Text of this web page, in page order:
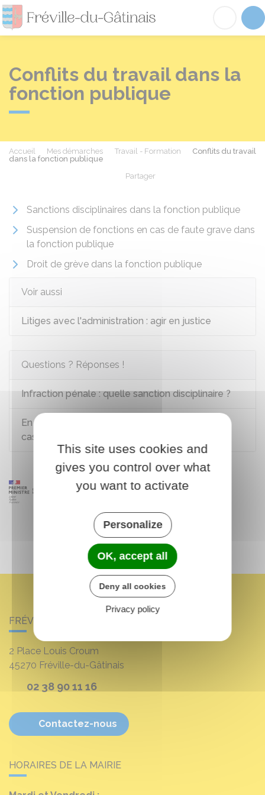
Fréville-du-
Conflits du travail dans la
fonction publique
Accueil Mes démarches Travail - Formation
Conflits du travail
dans la fonction publique
Partager
Sanctions disciplinaires dans la fonction publique
Suspension de fonctions en cas de faute grave dans
la fonction publique
Droit de grève dans la fonction publique
Voir aussi
Litiges avec l'administration : agir en justice
Questions ? Réponses !
Infraction pénale : quelle sanction disciplinaire ?
En quoi consiste la procédure de médiation en
cas de litige ?
FRÉVILLE-DU-GÂTINAIS
2 Place Louis Croum
45270 Fréville-du-Gâtinais
02 38 90 11 16
Contactez-nous
HORAIRES DE LA MAIRIE
This site uses cookies and
gives you control over what
you want to activate
Personalize
OK, accept all
Deny all cookies
Privacy policy